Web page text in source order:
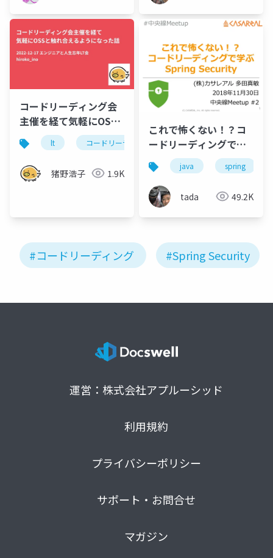
コードリーディング会
主催を経て気軽にOSS
と触れ合えるようにな
った話
lt コードリーディング oss
猪野浩子 1.9K
これで怖くない！？コ
ードリーディングで学
ぶSpring Security #中
央線Meetup
java spring
tada 49.2K
#コードリーディング #Spring Security
運営：株式会社アプルーシッド
利用規約
プライバシーポリシー
サポート・お問合せ
マガジン